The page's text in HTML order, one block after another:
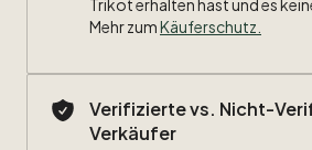
Trikot erhalten hast und es
Mehr zumKäuferschutz
Verifizierte vs. Nicht-
Verkäufer